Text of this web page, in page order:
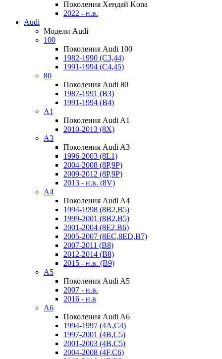
Поколения Хендай Kona
2022 - н.в.
Audi
Модели Audi
100
Поколения Audi 100
1982-1990 (С3,44)
1991-1994 (С4,45)
80
Поколения Audi 80
1987-1991 (B3)
1991-1994 (B4)
A1
Поколения Audi A1
2010-2013 (8X)
A3
Поколения Audi A3
1996-2003 (8L1)
2004-2008 (8P,9P)
2009-2012 (8P,9P)
2013 - н.в. (8V)
A4
Поколения Audi A4
1994-1998 (8B2,B5)
1999-2001 (8B2,B5)
2001-2004 (8E2,B6)
2005-2007 (8EC,8ED,B7)
2007-2011 (B8)
2012-2014 (B8)
2015 - н.в. (B9)
A5
Поколения Audi A5
2007 - н.в.
2016 - н.в
A6
Поколения Audi A6
1994-1997 (4A,C4)
1997-2001 (4B,C5)
2001-2003 (4B,C5)
2004-2008 (4F,C6)